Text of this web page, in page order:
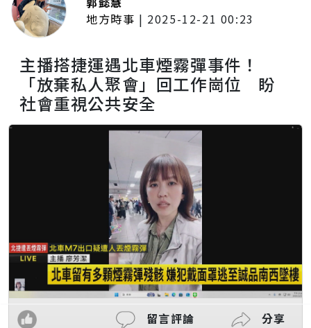
地方時事 | 2025-12-21 00:23
主播搭捷運遇北車煙霧彈事件！
「放棄私人聚會」回工作崗位 盼
社會重視公共安全
留言評論 分享